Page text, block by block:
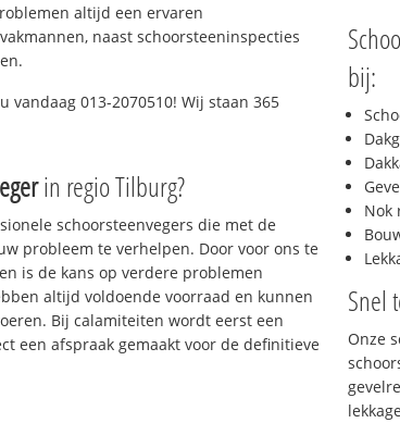
altijd een ervaren
naast schoorsteeninspecties
vandaag 013-2070510! Wij staan 365
in regio Tilburg?
schoorsteenvegers die met de
probleem te verhelpen. Door voor ons te
is de kans op verdere problemen
altijd voldoende voorraad en kunnen
Bij calamiteiten wordt eerst een
een afspraak gemaakt voor de definitieve
bij:
Nok
Snel
Onze